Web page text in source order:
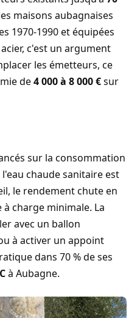
maisons aubagnaises
1970-1990 et équipées
c'est un argument
les émetteurs, ce
de4 000 à 8 000 €sur
sur la consommation
chaude sanitaire est
le rendement chute en
à charge minimale. La
avec un ballon
à activer un appoint
dans 70 % de ses
à Aubagne.